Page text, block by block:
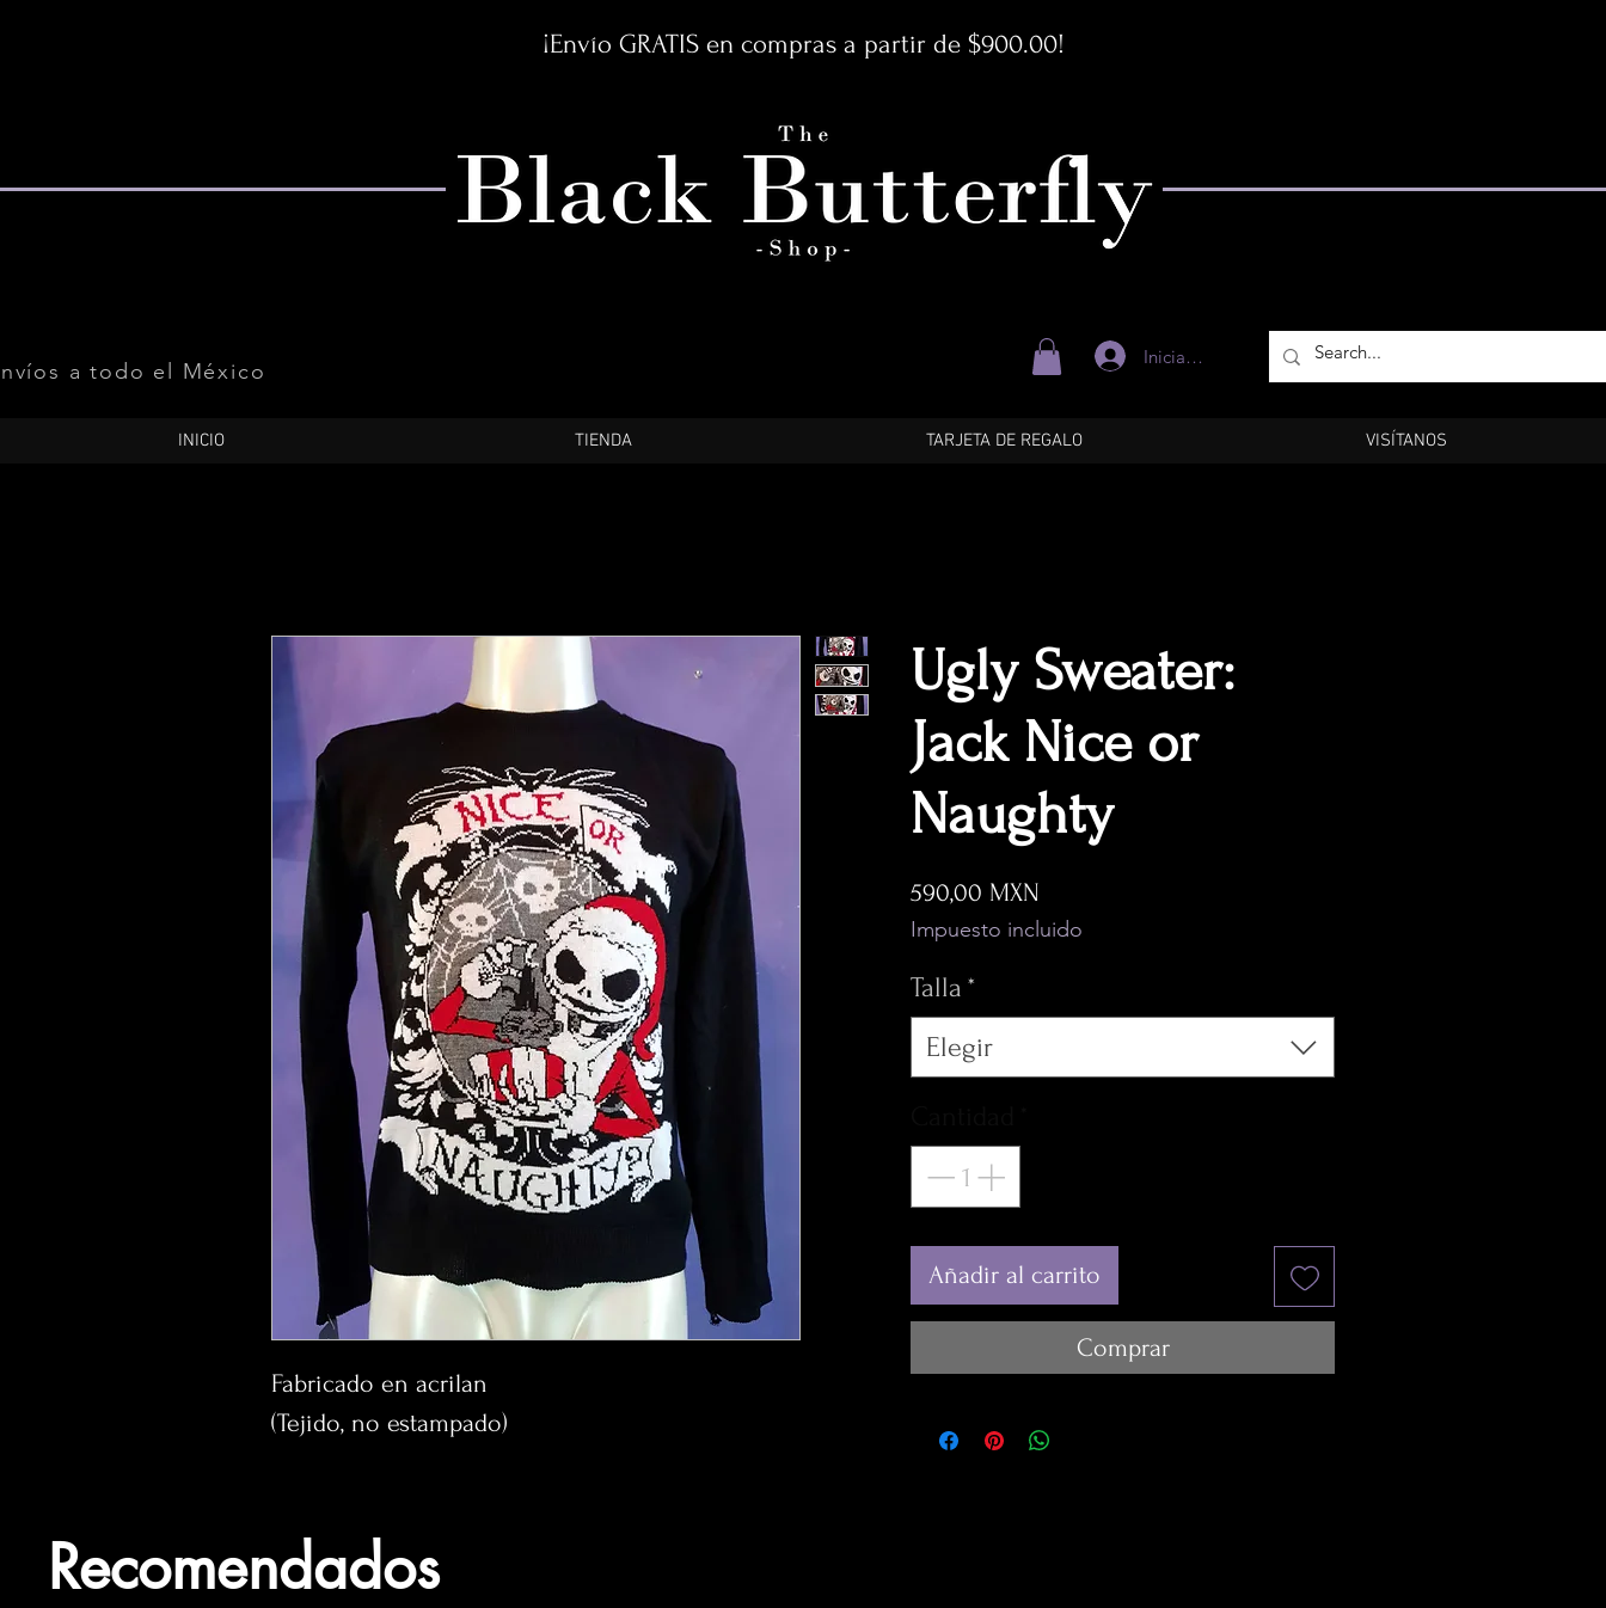
¡Envío GRATIS en compras a partir de $900.00!
a todo el México
Iniciar sesión
INICIO TIENDA TARJETA DE REGALO VISÍTANOS
Fabricado en acrilan
(Tejido, no estampado)
Ugly Sweater:
Jack Nice or
Naughty
590,00 MXN
Impuesto incluido
Talla *
Elegir
Añadir al carrito
Comprar
Recomendados